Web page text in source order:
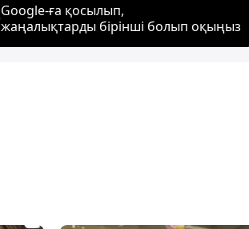
Google-ға қосылып,
жаңалықтарды бірінші болып оқыңыз